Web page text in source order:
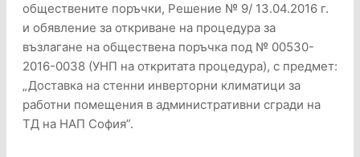
обществените поръчки, Решение № 9/ 13.04.2016 г.
и обявление за откриване на процедура за
възлагане на обществена поръчка под № 00530-
2016-0038 (УНП на откритата процедура), с предмет:
„Доставка на стенни инверторни климатици за
работни помещения в административни сгради на
ТД на НАП София”.